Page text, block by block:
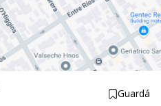
Guardá